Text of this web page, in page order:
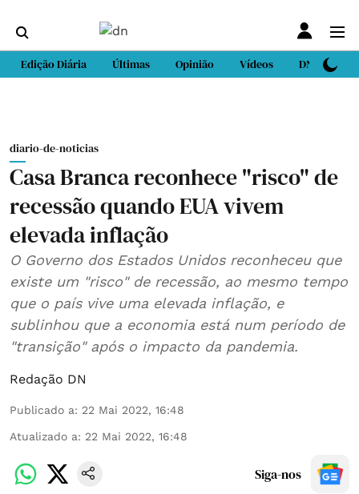
Edição Diária Últimas Opinião Vídeos DN Sport
diario-de-noticias
Casa Branca reconhece "risco" de
recessão quando EUA vivem
elevada inflação
O Governo dos Estados Unidos reconheceu que
existe um "risco" de recessão, ao mesmo tempo
que o país vive uma elevada inflação, e
sublinhou que a economia está num período de
"transição" após o impacto da pandemia.
Redação DN
Publicado a: 22 Mai 2022, 16:48
Atualizado a: 22 Mai 2022, 16:48
Siga-nos